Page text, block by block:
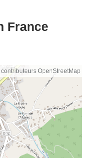
France
OpenStreetMap